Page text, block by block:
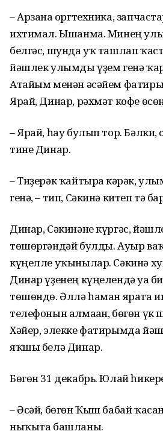
– Арзанға оргтехника,
ихтимал. Ышанма. Минең
белгәс, шунда уҡ ташлап
йәшлек улымды үҙем генә
Атайым менән әсәйем
Ярай, Динар, рәхмәт кофе
– Ярай, һау булып тор. Бәлки,
тине Динар.
– Тиҙерәк ҡайтырға кәрәк,
генә, – тип, Сәкинә китеп тә
Динар, Сәкинәне күргәс,
төшөргәндәй булды. Ауыр
күңелле уҡынылар. Сәкинә
Динар үҙенең күңелендә уға
төшөндө. Әллә һаман ярата
телефонын алмаған, бөгөн
Хәйер, элекке фатирымда
яҡшы белә Динар.
Бөгөн 31 декабрь. Юлай
– Әсәй, бөгөн Ҡыш бабай
ныҡыта башланы.